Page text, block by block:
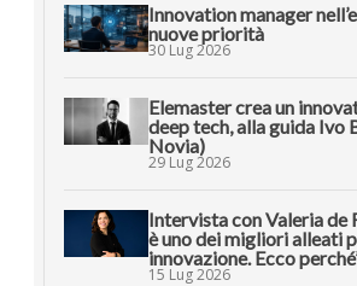
Innovation manager
nuove priorità
30 Lug 2026
Elemaster crea un
deep tech, alla guida Ivo
Novia)
29 Lug 2026
Intervista con Valeria de
è uno dei migliori alleati
innovazione. Ecco
15 Lug 2026